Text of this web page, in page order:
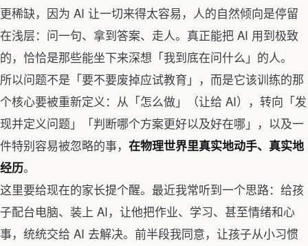
更稀缺，因为 AI 让一切来得太容易，人的自然倾向是停留
在浅层：问一句、拿到答案、走人。真正能把 AI 用到极致
的，恰恰是那些能坐下来深想「我到底在问什么」的人。
所以问题不是「要不要废掉应试教育」，而是它该训练的那
个核心要被重新定义：从「怎么做」（让给 AI），转向「发
现并定义问题」「判断哪个方案更好以及好在哪」，以及一
件特别容易被忽略的事， 在物理世界里真实地动手、真实地
经历。
这里要给现在的家长提个醒。最近我常听到一个思路：给孩
子配台电脑、装上 AI，让他把作业、学习、甚至情绪和心
事，统统交给 AI 去解决。前半段我同意，让孩子从小习惯